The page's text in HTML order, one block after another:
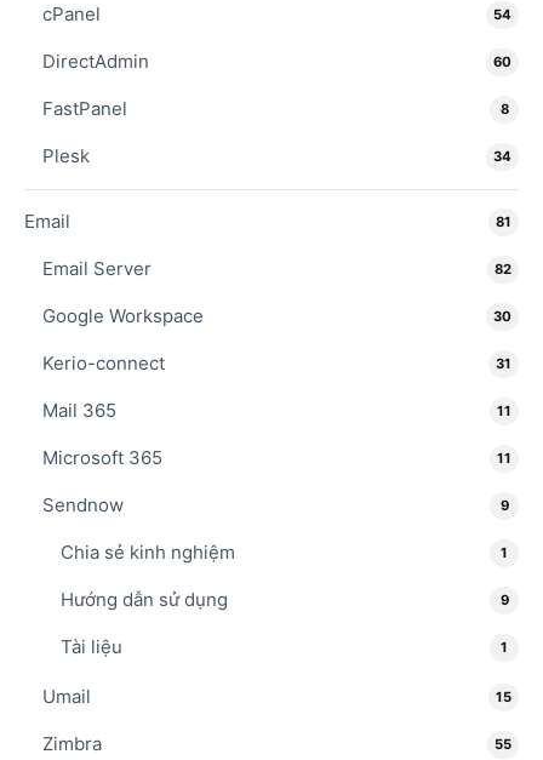
cPanel 54
DirectAdmin 60
FastPanel 8
Plesk 34
Email 81
Email Server 82
Google Workspace 30
Kerio-connect 31
Mail 365 11
Microsoft 365 11
Sendnow 9
Chia sẻ kinh nghiệm 1
Hướng dẫn sử dụng 9
Tài liệu 1
Umail 15
Zimbra 55